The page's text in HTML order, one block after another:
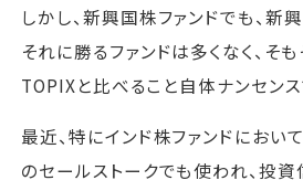
しかし、新興国株ファンドでも、新
それに勝るファンドは多くなく、そ
TOPIXと比べること自体ナンセンス
最近、特にインド株ファンドにおい
のセールストークでも使われ、投